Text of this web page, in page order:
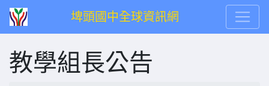
埤頭國中全球資訊網
教學組長公告